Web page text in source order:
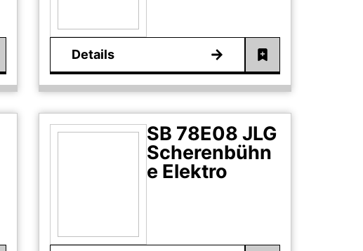
Details
SB 78E08 JLG
Scherenbühn
e Elektro